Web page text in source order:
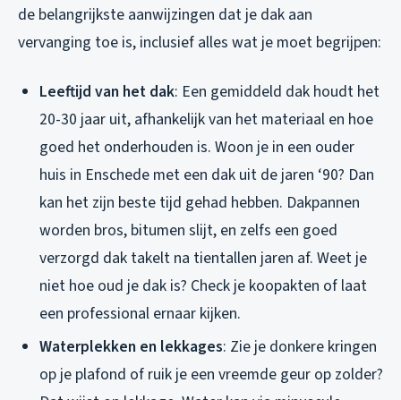
de belangrijkste aanwijzingen dat je dak aan
vervanging toe is, inclusief alles wat je moet begrijpen:
Leeftijd van het dak: Een gemiddeld dak houdt het
20-30 jaar uit, afhankelijk van het materiaal en hoe
goed het onderhouden is. Woon je in een ouder
huis in Enschede met een dak uit de jaren ‘90? Dan
kan het zijn beste tijd gehad hebben. Dakpannen
worden bros, bitumen slijt, en zelfs een goed
verzorgd dak takelt na tientallen jaren af. Weet je
niet hoe oud je dak is? Check je koopakten of laat
een professional ernaar kijken.
Waterplekken en lekkages: Zie je donkere kringen
op je plafond of ruik je een vreemde geur op zolder?